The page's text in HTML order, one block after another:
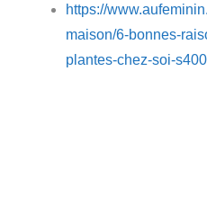
https://
maison/6-bonnes-
plantes-chez-soi-